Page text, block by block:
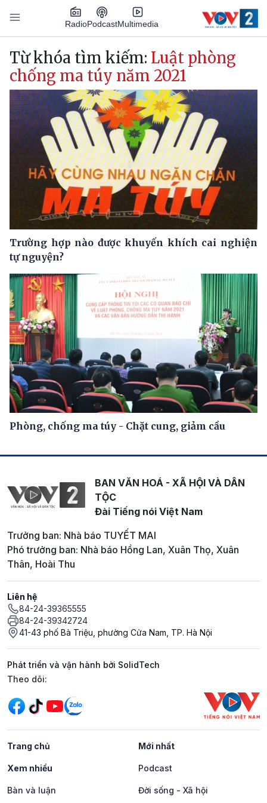
Nhảy đến nội dung
RadioPodcastMultimedia
Main navigation
Từ khóa tìm kiếm: Luật phòng
chống ma túy năm 2021
Trường hợp nào được khuyến khích cai nghiện
tự nguyện?
Phòng, chống ma túy - Chặt cung, giảm cầu
BAN VĂN HOÁ - XÃ HỘI VÀ DÂN
TỘC
Đài Tiếng nói Việt Nam
Trưởng ban: Nhà báo TUYẾT MAI
Phó trưởng ban: Nhà báo Hồng Lan, Xuân Thọ, Xuân
Thân, Hoài Thu
Liên hệ
84-24-39365555
84-24-39342724
41-43 phố Bà Triệu, phường Cửa Nam, TP. Hà Nội
Phát triển và vận hành bởi SolidTech
Mạng xã hội
Theo dõi:
Trang chủ Mới nhất
Xem nhiều Podcast
Bàn và luận Đời sống - Xã hội